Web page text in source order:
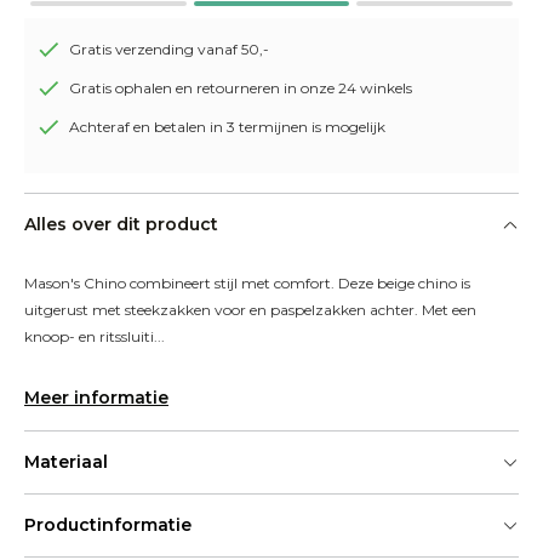
Gratis verzending vanaf 50,-
Gratis ophalen en retourneren in onze 24 winkels
Achteraf en betalen in 3 termijnen is mogelijk
Alles over dit product
Mason's Chino combineert stijl met comfort. Deze beige chino is
uitgerust met steekzakken voor en paspelzakken achter. Met een
knoop- en ritssluiti...
Meer informatie
Materiaal
Productinformatie